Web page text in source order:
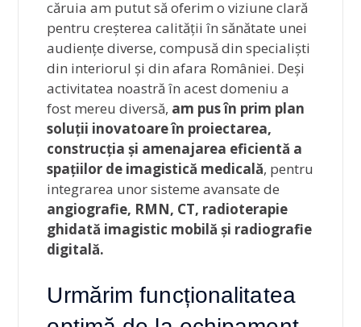
căruia am putut să oferim o viziune clară
pentru creșterea calității în sănătate unei
audiențe diverse, compusă din specialiști
din interiorul și din afara României. Deși
activitatea noastră în acest domeniu a
fost mereu diversă, am pus în prim plan
soluții inovatoare în proiectarea,
construcția și amenajarea eficientă a
spațiilor de imagistică medicală, pentru
integrarea unor sisteme avansate de
angiografie, RMN, CT, radioterapie
ghidată imagistic mobilă și radiografie
digitală.
Urmărim funcționalitatea